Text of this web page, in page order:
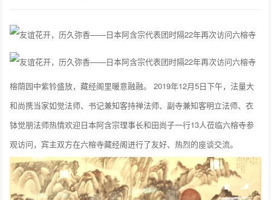
榕荫园中紫铃盛放，藏经阁里暖意融融。 2019年12月5日下午，法量大
和尚携当家如觉法师、书记兼知客持禅法师、副寺兼知客明立法师、衣
钵觉朋法师热情欢迎日本阿含宗理事长和田尚子一行13人莅临六榕寺参
观访问，宾主双方在六榕寺藏经阁进行了友好、热烈的座谈交流。